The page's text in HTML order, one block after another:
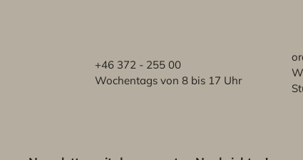
+46 372 - 255 00
Wochentags von 8 bis 17 Uhr